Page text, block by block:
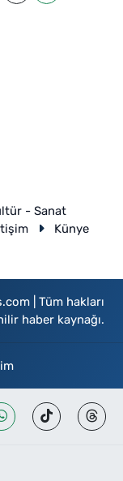
- Sanat
Künye
| Tüm hakları
haber kaynağı.